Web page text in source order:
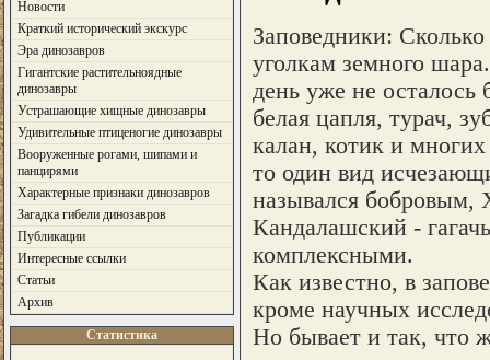
Новости
Краткий исторический экскурс
Эра динозавров
Гигантские растительноядные
динозавры
Устрашающие хищные динозавры
Удивительные птиценогие динозавры
Вооруженные рогами, шипами и
панцирями
Характерные признаки динозавров
Загадка гибели динозавров
Публикации
Интересные ссылки
Статьи
Архив
Статистика
Заповедники:
уголкам земного
день уже не
белая цапля, турач,
калан, котик и
то один вид
назывался бобровым,
Кандалашский -
комплексными.
Как известно, в
кроме научных
Но бывает и так, что